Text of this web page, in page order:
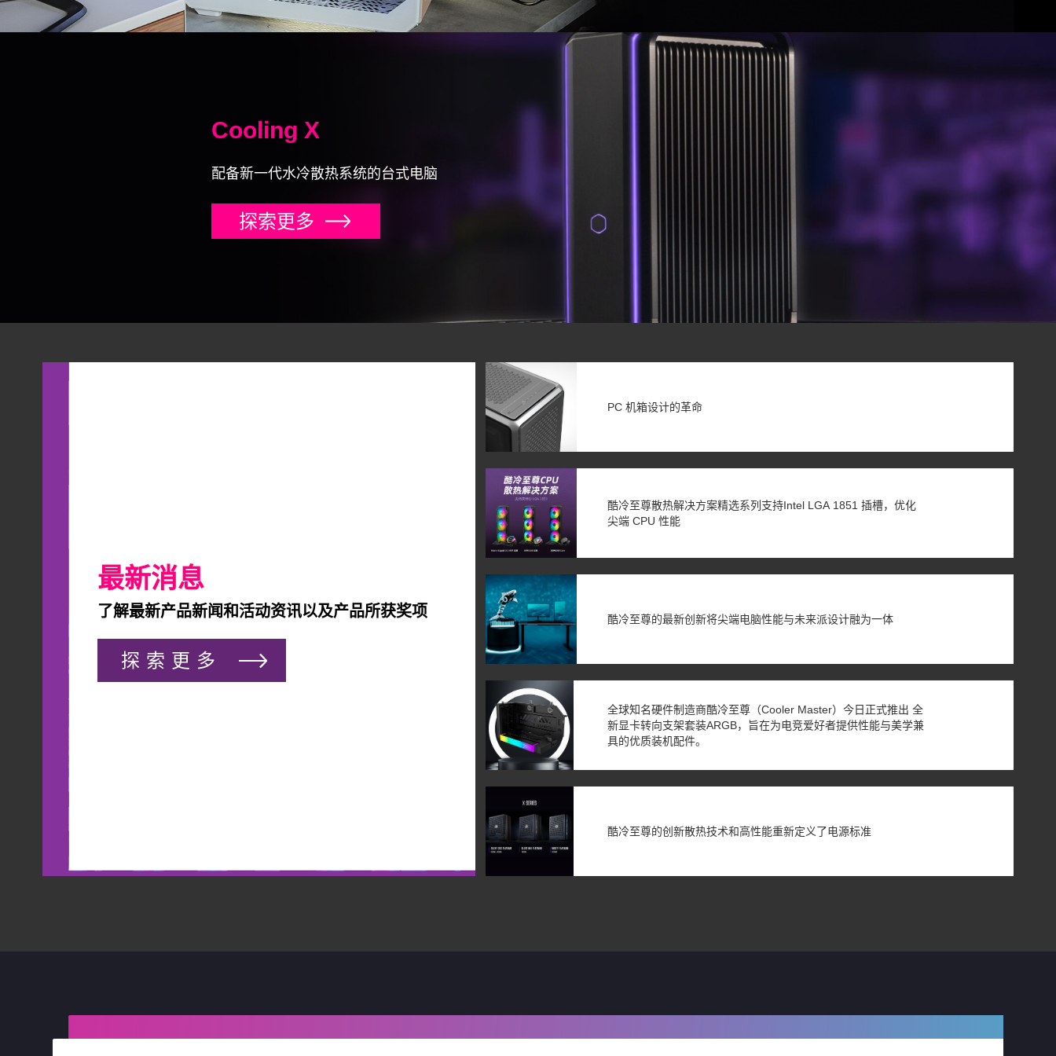
Cooling X
配备新一代水冷散热系统的台式电脑
探索更多
最新消息
了解最新产品新闻和活动资讯以及产品所获奖项
探索更多
PC 机箱设计的革命
酷冷至尊散热解决方案精选系列支持Intel LGA 1851 插槽，优化
尖端 CPU 性能
酷冷至尊的最新创新将尖端电脑性能与未来派设计融为一体
全球知名硬件制造商酷冷至尊（Cooler Master）今日正式推出 全
新显卡转向支架套装ARGB，旨在为电竞爱好者提供性能与美学兼
具的优质装机配件。
酷冷至尊的创新散热技术和高性能重新定义了电源标准